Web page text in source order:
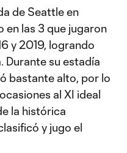
de Seattle en
en las 3 que jugaron
y 2019, logrando
Durante su estadía
bastante alto, por lo
al XI ideal
la histórica
y jugo el